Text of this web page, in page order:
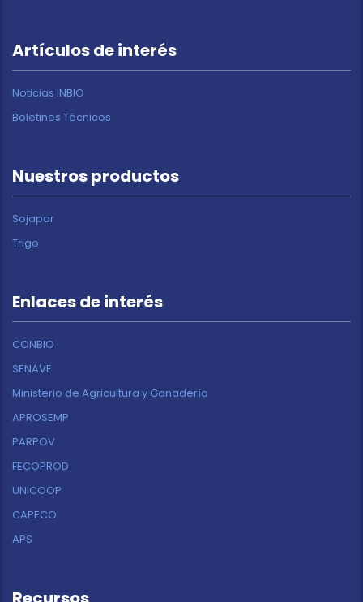
Artículos de interés
Noticias INBIO
Boletines Técnicos
Nuestros productos
Sojapar
Trigo
Enlaces de interés
CONBIO
SENAVE
Ministerio de Agricultura y Ganadería
APROSEMP
PARPOV
FECOPROD
UNICOOP
CAPECO
APS